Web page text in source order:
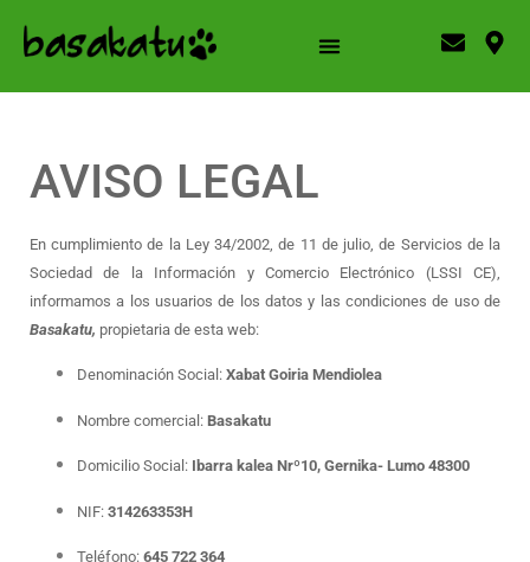
AVISO LEGAL
En cumplimiento de la Ley 34/2002, de 11 de julio, de Servicios de la
Sociedad de la Información y Comercio Electrónico (LSSI CE),
informamos a los usuarios de los datos y las condiciones de uso de
Basakatu, propietaria de esta web:
Denominación Social: Xabat Goiria Mendiolea
Nombre comercial: Basakatu
Domicilio Social: Ibarra kalea Nrº10, Gernika- Lumo 48300
NIF: 314263353H
Teléfono: 645 722 364